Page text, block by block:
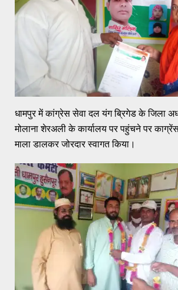
धामपुर में कांग्रेस सेवा दल यंग ब्रिगेड के जिला
मोलाना शेरअली के कार्यालय पर पहुंचने पर
माला डालकर जोरदार स्वागत किया।